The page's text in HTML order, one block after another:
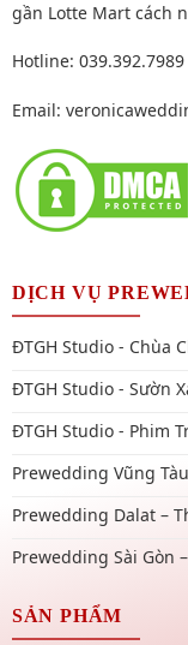
gần Lotte Mart cách
Hotline: 039.392.7989
Email:
DỊCH VỤ
ĐTGH Studio - Chùa
ĐTGH Studio - Sườn
ĐTGH Studio - Phim
Prewedding Vũng
Prewedding Dalat –
Prewedding Sài Gòn
SẢN PHẨM